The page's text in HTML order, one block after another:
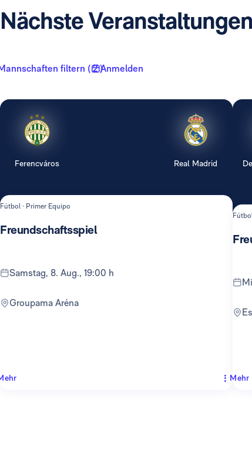
Nächste Veranstaltungen
filtern ( 2 )Anmelden
Ferencváros Real Madrid
Fútbol · Primer Equipo
Freundschaftsspiel
Samstag, 8. Aug., 19:00 h
Groupama Aréna
Mehr